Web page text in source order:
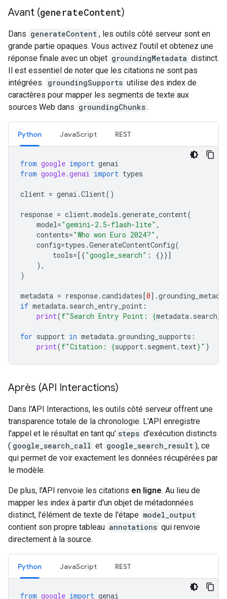
Avant (generateContent)
Dans generateContent , les outils côté serveur sont en
grande partie opaques. Vous activez l'outil et obtenez une
réponse finale avec un objet groundingMetadata distinct.
Il est essentiel de noter que les citations ne sont pas
intégrées. groundingSupports utilise des index de
caractères pour mapper les segments de texte aux
sources Web dans groundingChunks .
Python JavaScript REST
from google import genai
from google.genai import types
client = genai .Client()
response = client.models .generate_content(
model="gemini-2.5-flash-lite" ,
contents="Who won Euro 2024?" ,
config=types .GenerateContentConfig(
tools=[{"google_search" :
{}}]
),
)
metadata = response.candidates[0] .
if metadata. search_entry_point :
print(f"Search Entry Point: {metadata.
for support in metadata.grounding_supports :
print(f"Citation: {support. segment. text}" )
Après (API Interactions)
Dans l'API Interactions, les outils côté serveur offrent une
transparence totale de la chronologie. L'API enregistre
l'appel et le résultat en tant qu' steps d'exécution distincts
( google_search_call et google_search_result ), ce
qui permet de voir exactement les données récupérées par
le modèle.
De plus, l'API renvoie les citations en ligne. Au lieu de
mapper les index à partir d'un objet de métadonnées
distinct, l'élément de texte de l'étape model_output
contient son propre tableau annotations qui renvoie
directement à la source.
Python JavaScript REST
from google import genai